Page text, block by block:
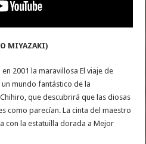
MIYAZAKI)
2001 la maravillosa El viaje de
mundo fantástico de la
que descubrirá que las diosas
como parecían. La cinta del maestro
con la estatuilla dorada a Mejor